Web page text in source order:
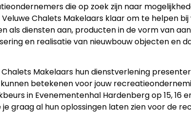
die op zoek zijn naar
Chalets Makelaars klaar om te helpen
als diensten aan, producten in de vorm van
en realisatie van nieuwbouw objecten en
Makelaars hun dienstverlening
betekenen voor jouw
in Evenementenhal Hardenberg op 15, 16
graag al hun oplossingen laten zien voor de